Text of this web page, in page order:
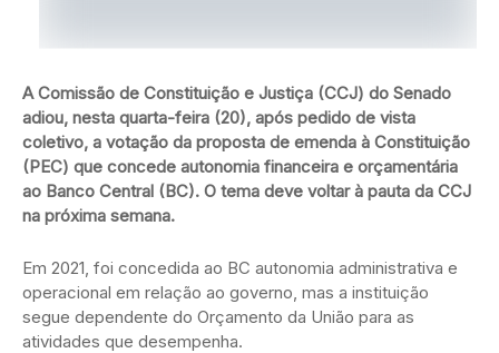
A Comissão de Constituição e Justiça (CCJ) do Senado
adiou, nesta quarta-feira (20), após pedido de vista
coletivo, a votação da proposta de emenda à Constituição
(PEC) que concede autonomia financeira e orçamentária
ao Banco Central (BC). O tema deve voltar à pauta da CCJ
na próxima semana.
Em 2021, foi concedida ao BC autonomia administrativa e
operacional em relação ao governo, mas a instituição
segue dependente do Orçamento da União para as
atividades que desempenha.